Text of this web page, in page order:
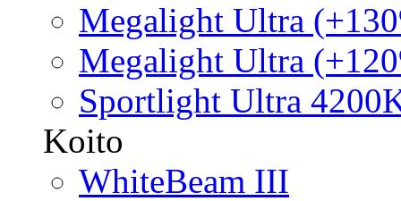
Megalight Ultra
Megalight Ultra
Sportlight Ultra
Koito
WhiteBeam III